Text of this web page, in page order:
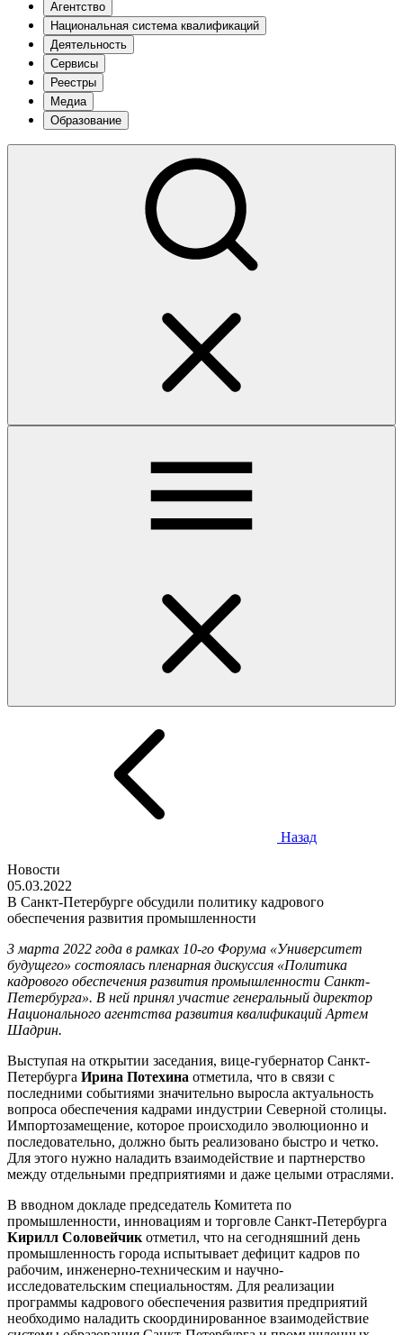
Агентство
Национальная система квалификаций
Деятельность
Сервисы
Реестры
Медиа
Образование
Назад
Новости
05.03.2022
В Санкт-Петербурге обсудили политику кадрового
обеспечения развития промышленности
3 марта 2022 года в рамках 10-го Форума «Университет
будущего» состоялась пленарная дискуссия «Политика
кадрового обеспечения развития промышленности Санкт-
Петербурга». В ней принял участие генеральный директор
Национального агентства развития квалификаций Артем
Шадрин.
Выступая на открытии заседания, вице-губернатор Санкт-
Петербурга Ирина Потехина отметила, что в связи с
последними событиями значительно выросла актуальность
вопроса обеспечения кадрами индустрии Северной столицы.
Импортозамещение, которое происходило эволюционно и
последовательно, должно быть реализовано быстро и четко.
Для этого нужно наладить взаимодействие и партнерство
между отдельными предприятиями и даже целыми отраслями.
В вводном докладе председатель Комитета по
промышленности, инновациям и торговле Санкт-Петербурга
Кирилл Соловейчик отметил, что на сегодняшний день
промышленность города испытывает дефицит кадров по
рабочим, инженерно-техническим и научно-
исследовательским специальностям. Для реализации
программы кадрового обеспечения развития предприятий
необходимо наладить скоординированное взаимодействие